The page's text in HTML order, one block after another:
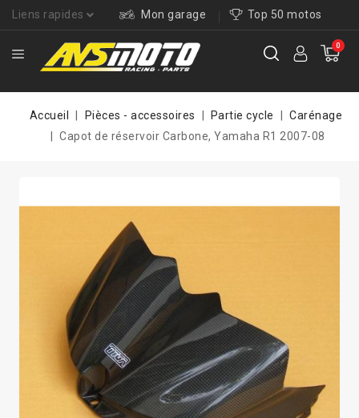
Liens rapides Mon garage Top 50 motos
0
Accueil Pièces - accessoires Partie cycle
Carénage
Capot de réservoir Carbone, Yamaha R1 2007-08